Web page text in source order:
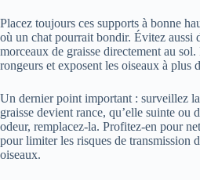
Placez toujours ces supports à bonne
où un chat pourrait bondir. Évitez aussi
morceaux de graisse directement au
rongeurs et exposent les oiseaux à plus
Un dernier point important : surveillez
graisse devient rance, qu’elle suinte ou
odeur, remplacez-la. Profitez-en pour
pour limiter les risques de transmission
oiseaux.